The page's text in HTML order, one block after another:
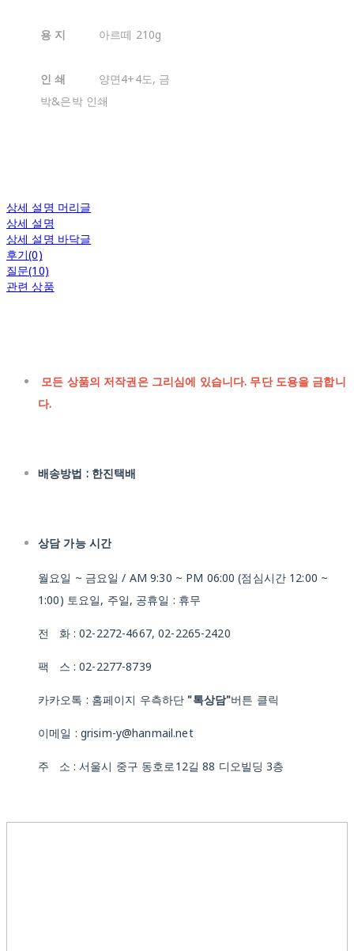
용 지 아르떼 210g
인 쇄
양면4+4도, 금
박&은박 인쇄
상세 설명 머리글
상세 설명
상세 설명 바닥글
후기(0)
질문(10)
관련 상품
모든 상품의 저작권은 그리심에 있습니다. 무단 도용을 금합니
다.
배송방법 : 한진택배
상담 가능 시간
월요일 ~ 금요일 / AM 9:30 ~ PM 06:00 (점심시간 12:00 ~
1:00) 토요일, 주일, 공휴일 : 휴무
전 화 : 02-2272-4667, 02-2265-2420
팩 스 : 02-2277-8739
카카오톡 : 홈페이지 우측하단 "톡상담"버튼 클릭
이메일 : grisim-y@hanmail.net
주 소 : 서울시 중구 동호로12길 88 디오빌딩 3층